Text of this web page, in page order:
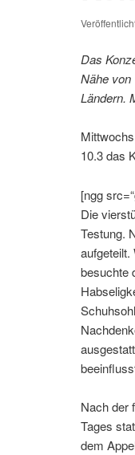
Das
Nähe von
Ländern.
10.3 das
[ngg
Die
Testung.
aufgeteilt.
besuchte
Nach der
Tages
dem